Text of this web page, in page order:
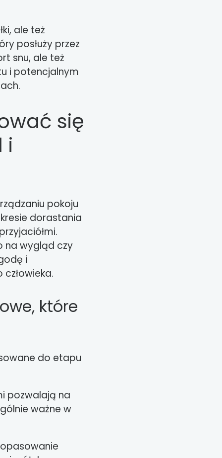
ale też
posłuży przez
snu, ale też
i potencjalnym
się
i
pokoju
dorastania
na wygląd czy
i
które
do etapu
pozwalają na
ważne w